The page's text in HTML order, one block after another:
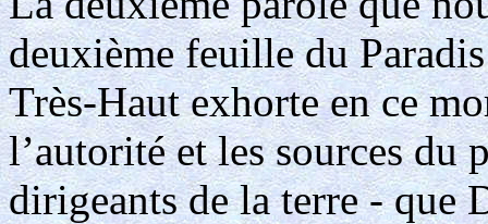
deuxième feuille du
Très-Haut exhorte en ce
l’autorité et les sources du
dirigeants de la terre - que